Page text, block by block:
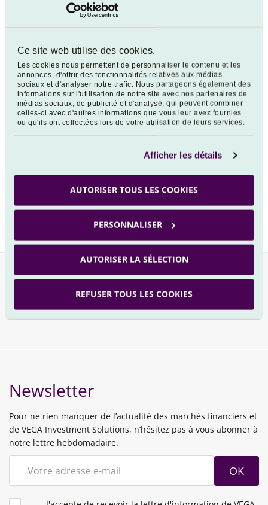
Ce site web utilise des cookies.
Les cookies nous permettent de personnaliser le contenu et les
annonces, d'offrir des fonctionnalités relatives aux médias
sociaux et d'analyser notre trafic. Nous partageons également des
informations sur l'utilisation de notre site avec nos partenaires de
médias sociaux, de publicité et d'analyse, qui peuvent combiner
celles-ci avec d'autres informations que vous leur avez fournies
ou qu'ils ont collectées lors de votre utilisation de leurs services.
Afficher les détails
AUTORISER TOUS LES COOKIES
PERSONNALISER
AUTORISER LA SÉLECTION
REFUSER TOUS LES COOKIES
l’Investisseur ainsi que le Prospectus, décrivant
l’ensemble des caractéristiques du Fonds, sont
disponibles :
- auprès de la société de gestion, sur simple
demande écrite à VEGA INVESTMENT MANAGERS
2 ou à l'adresse électronique suivante :
[email protected]. Ils vous seront adressés dans
un délai de huit jours ouvrés ;
- et sur ce site internet.
LinkedinYouTube
Newsletter
Pour ne rien manquer de l’actualité des marchés financiers et
de VEGA Investment Solutions, n’hésitez pas à vous abonner à
notre lettre hebdomadaire.
OK